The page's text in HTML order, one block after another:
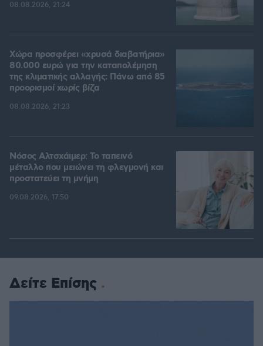
08.08.2026, 21:24
Χώρα προσφέρει «χρυσά διαβατήρια»
80.000 ευρώ για την καταπολέμηση
της κλιματικής αλλαγής: Πάνω από 85
προορισμοί χωρίς βίζα
08.08.2026, 21:23
Νόσος Αλτσχάιμερ: Το ταπεινό
μέταλλο που μειώνει τη φλεγμονή και
προστατεύει τη μνήμη
09.08.2026, 17:50
Δείτε Επίσης